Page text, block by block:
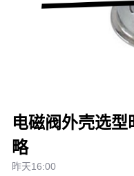
电磁阀外壳选
略
昨天16:00